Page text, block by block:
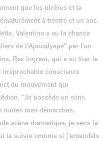
que les ulcères et la
à trentre et un ans.
Valentino a eu la chance
de l'Apocalyspe" par l'un
Rex Ingram, qui a su tirer le
conscience
du mouvement qui
"Je possède un sens
mes démarches,
scène dramatique, je sens la
la suivre comme si j'entendais